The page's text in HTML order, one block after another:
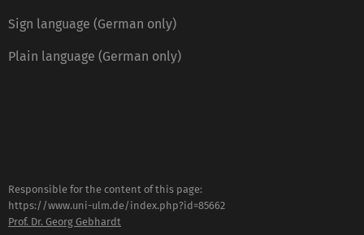
Sign language (German only)
Plain language (German only)
Responsible for the content of this page:
https://www.uni-ulm.de/index.php?id=85662
Prof. Dr. Georg Gebhardt